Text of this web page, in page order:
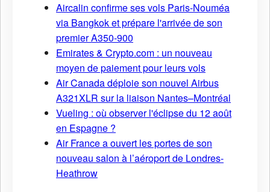
Aircalin confirme ses vols Paris-Nouméa
via Bangkok et prépare l'arrivée de son
premier A350-900
Emirates & Crypto.com : un nouveau
moyen de paiement pour leurs vols
Air Canada déploie son nouvel Airbus
A321XLR sur la liaison Nantes–Montréal
Vueling : où observer l'éclipse du 12 août
en Espagne ?
Air France a ouvert les portes de son
nouveau salon à l’aéroport de Londres-
Heathrow